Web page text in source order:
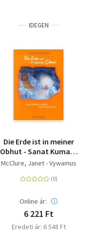
IDEGEN
Die Erde ist in meiner
Obhut - Sanat Kumara
erzählt seine
McClure, Janet - Vywamus
Online ár:
6 221 Ft
Eredeti ár: 6 548 Ft